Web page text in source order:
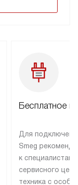
Бесплатное
Для
Smeg
к специалистам
сервисного
техника с